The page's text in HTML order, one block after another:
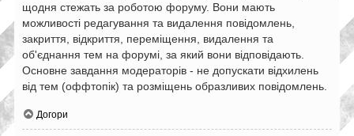
щодня стежать за роботою форуму. Вони мають
можливості редагування та видалення повідомлень,
закриття, відкриття, переміщення, видалення та
об'єднання тем на форумі, за який вони відповідають.
Основне завдання модераторів - не допускати відхилень
від тем (оффтопік) та розміщень образливих повідомлень.
Догори